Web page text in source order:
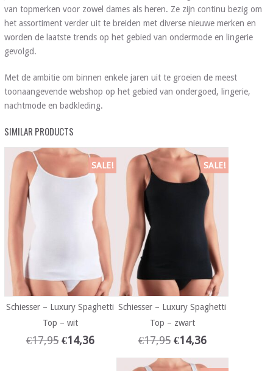
van topmerken voor zowel dames als heren. Ze zijn continu bezig om
het assortiment verder uit te breiden met diverse nieuwe merken en
worden de laatste trends op het gebied van ondermode en lingerie
gevolgd.
Met de ambitie om binnen enkele jaren uit te groeien de meest
toonaangevende webshop op het gebied van ondergoed, lingerie,
nachtmode en badkleding.
SIMILAR PRODUCTS
SALE!
Schiesser – Luxury Spaghetti
Top – wit
€17,95 €14,36
SALE!
Schiesser – Luxury Spaghetti
Top – zwart
€17,95 €14,36